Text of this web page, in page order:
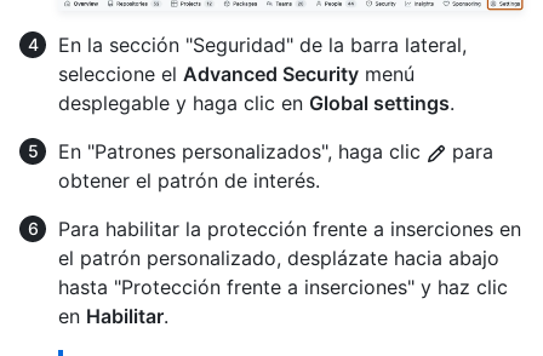
En la sección "Seguridad" de la barra lateral,
seleccione el Advanced Security menú
desplegable y haga clic en Global settings.
En "Patrones personalizados", haga clic
para
obtener el patrón de interés.
Para habilitar la protección frente a inserciones en
el patrón personalizado, desplázate hacia abajo
hasta "Protección frente a inserciones" y haz clic
en Habilitar.